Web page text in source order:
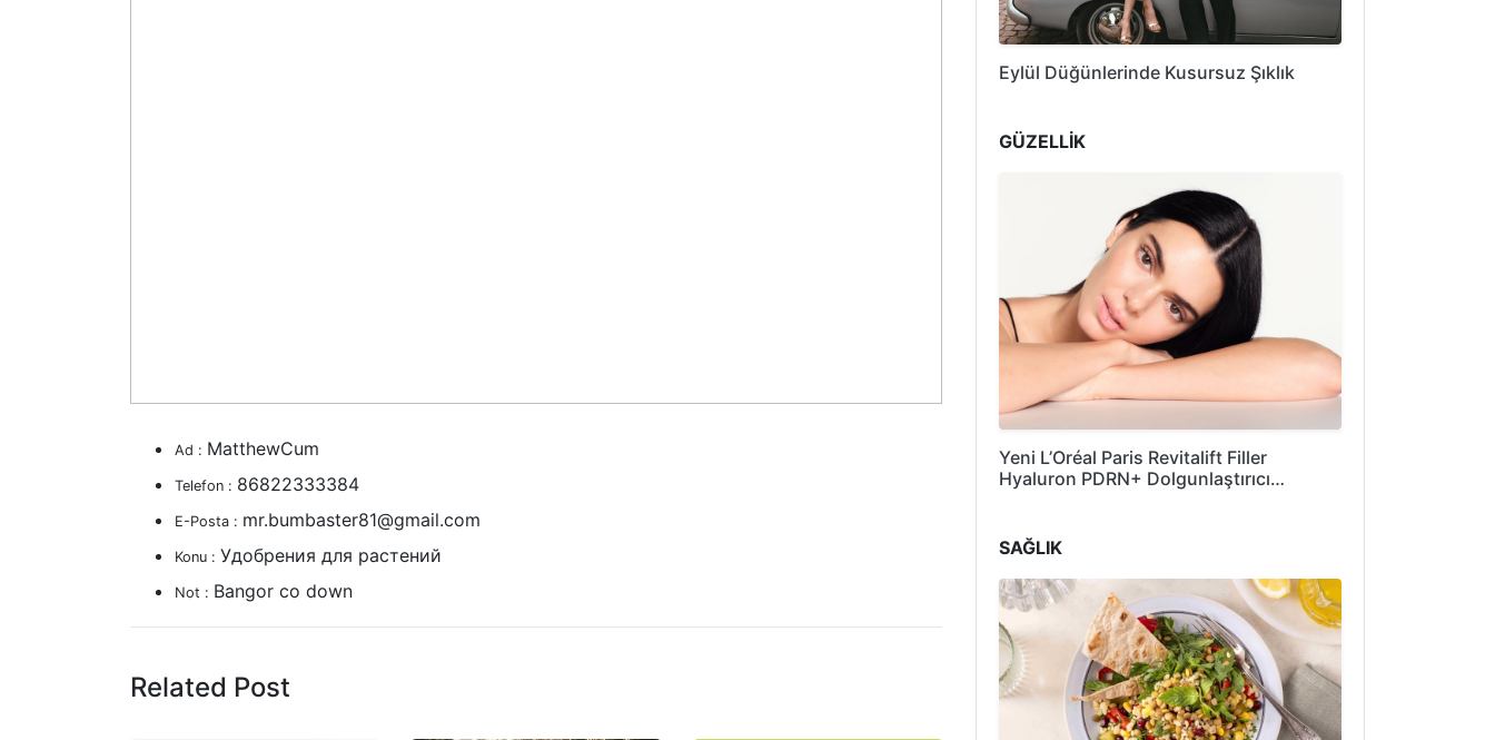
Ad : MatthewCum
Telefon : 86822333384
E-Posta : mr.bumbaster81@gmail.com
Konu : Удобрения для растений
Not : Bangor co down
Related Post
Eylül Düğünlerinde Kusursuz Şıklık
GÜZELLİK
Yeni L’Oréal Paris Revitalift Filler
Hyaluron PDRN+ Dolgunlaştırıcı…
SAĞLIK